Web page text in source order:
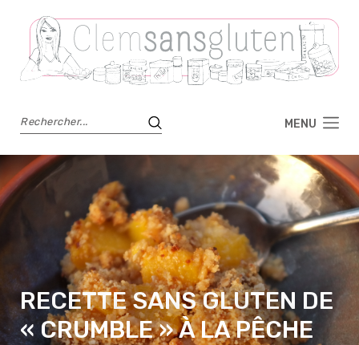
MENU
RECETTE SANS GLUTEN DE
« CRUMBLE » À LA PÊCHE